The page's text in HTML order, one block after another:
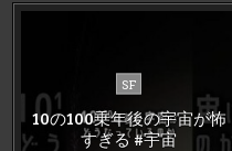
Posted
SF
10の100乗年後の宇宙が怖
すぎる #宇宙